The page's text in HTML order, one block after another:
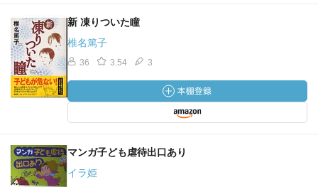
新 凍りついた瞳
椎名篤子
36 3.54 3
マンガ子ども虐待出口あり
イラ姫